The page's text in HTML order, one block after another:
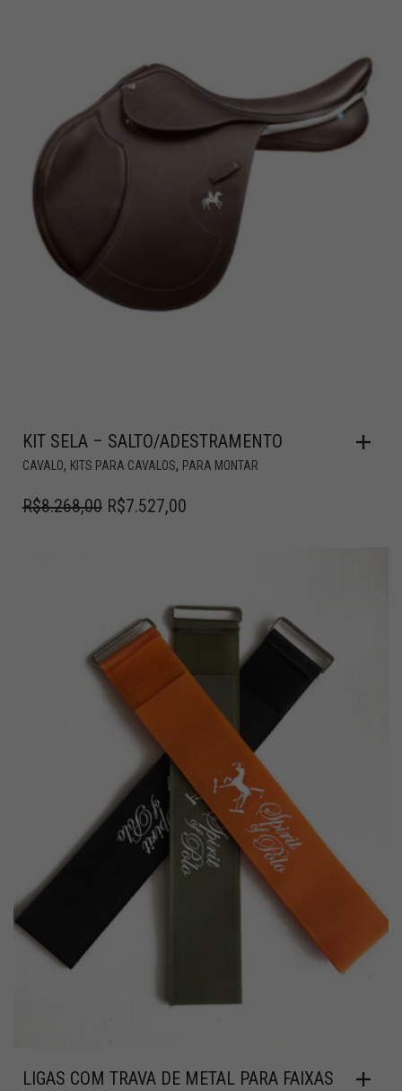
KIT SELA – SALTO/ADESTRAMENTO
CAVALO, KITS PARA CAVALOS, PARA MONTAR
R$8.268,00 R$7.527,00
LIGAS COM TRAVA DE METAL PARA FAIXAS